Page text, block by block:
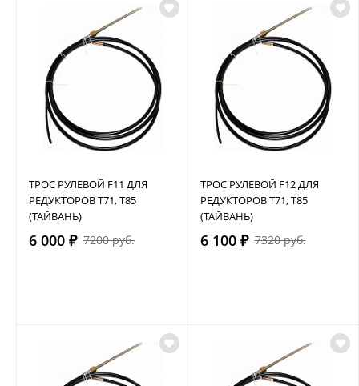
ТРОС РУЛЕВОЙ F11 ДЛЯ
РЕДУКТОРОВ Т71, Т85
(ТАЙВАНЬ)
6 000 ₽ 7200 руб.
ТРОС РУЛЕВОЙ F12 ДЛЯ
РЕДУКТОРОВ Т71, Т85
(ТАЙВАНЬ)
6 100 ₽ 7320 руб.